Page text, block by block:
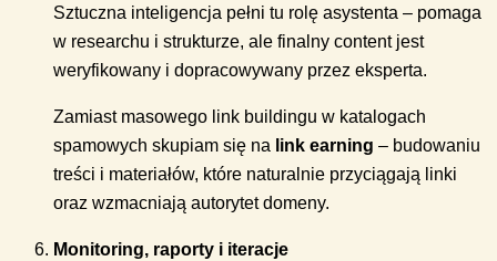
Sztuczna inteligencja pełni tu rolę asystenta – pomaga
w researchu i strukturze, ale finalny content jest
weryfikowany i dopracowywany przez eksperta.
Zamiast masowego link buildingu w katalogach
spamowych skupiam się na link earning – budowaniu
treści i materiałów, które naturalnie przyciągają linki
oraz wzmacniają autorytet domeny.
Monitoring, raporty i iteracje